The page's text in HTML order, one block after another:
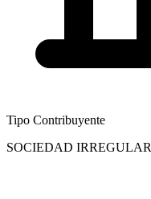
Tipo Contribuyente
SOCIEDAD IRREGULAR